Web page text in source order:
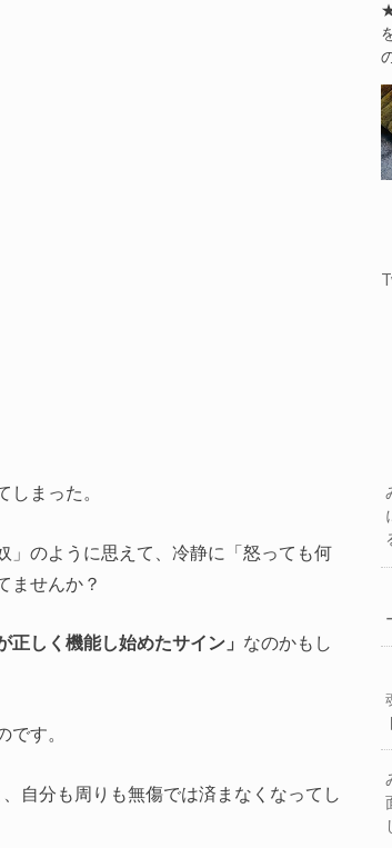
まった。
」のように思えて、冷静に「怒っても何
ませんか？
正しく機能し始めたサイン」 なのかもし
す。
自分も周りも無傷では済まなくなってし